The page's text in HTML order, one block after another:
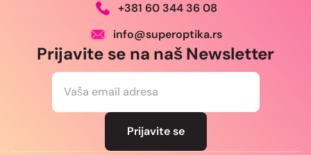
+381 60 344 36 08
info@superoptika.rs
Prijavite se na naš Newsletter
E
Prijavite se